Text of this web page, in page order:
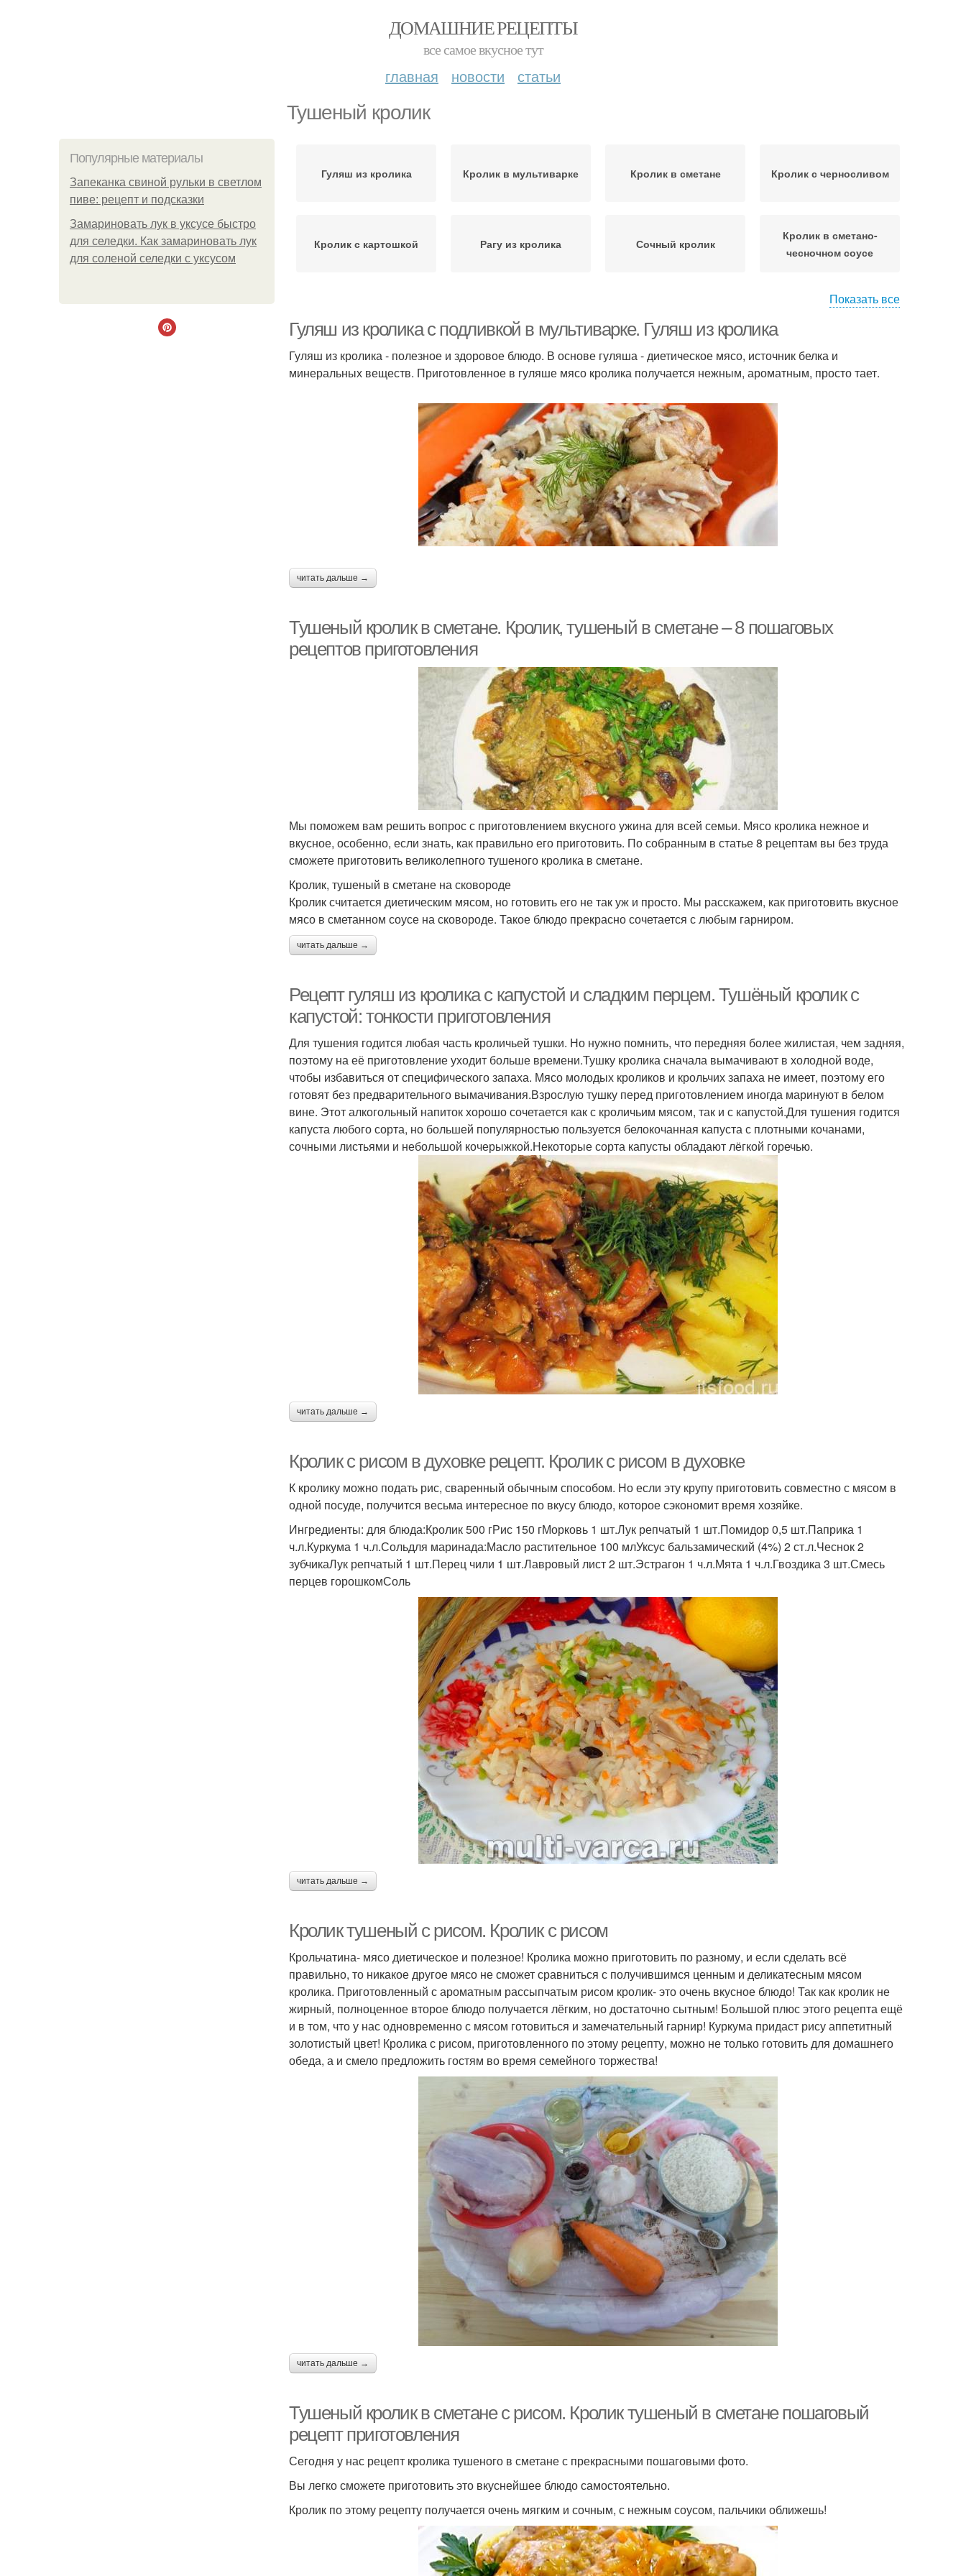
ДОМАШНИЕ РЕЦЕПТЫ
все самое вкусное тут
главная новости статьи
Тушеный кролик
Популярные материалы
Запеканка свиной рульки в светлом
пиве: рецепт и подсказки
Замариновать лук в уксусе быстро
для селедки. Как замариновать лук
для соленой селедки с уксусом
Гуляш из кролика Кролик в мультиварке Кролик в сметане Кролик с черносливом
Кролик с картошкой Рагу из кролика Сочный кролик
Кролик в сметано-
чесночном соусе
сметанном соусе
Рождественский кролик Кролик с грибами
Кролик от юлии
Ингредиенты для
тушеного кролика
Показать все
Гуляш из кролика с подливкой в мультиварке. Гуляш из кролика
Гуляш из кролика - полезное и здоровое блюдо. В основе гуляша - диетическое мясо, источник белка и
минеральных веществ. Приготовленное в гуляше мясо кролика получается нежным, ароматным, просто тает.
читать дальше →
Тушеный кролик в сметане. Кролик, тушеный в сметане – 8 пошаговых
рецептов приготовления
Мы поможем вам решить вопрос с приготовлением вкусного ужина для всей семьи. Мясо кролика нежное и
вкусное, особенно, если знать, как правильно его приготовить. По собранным в статье 8 рецептам вы без труда
сможете приготовить великолепного тушеного кролика в сметане.
Кролик, тушеный в сметане на сковороде
Кролик считается диетическим мясом, но готовить его не так уж и просто. Мы расскажем, как приготовить вкусное
мясо в сметанном соусе на сковороде. Такое блюдо прекрасно сочетается с любым гарниром.
читать дальше →
Рецепт гуляш из кролика с капустой и сладким перцем. Тушёный кролик с
капустой: тонкости приготовления
Для тушения годится любая часть кроличьей тушки. Но нужно помнить, что передняя более жилистая, чем задняя,
поэтому на её приготовление уходит больше времени.Тушку кролика сначала вымачивают в холодной воде,
чтобы избавиться от специфического запаха. Мясо молодых кроликов и крольчих запаха не имеет, поэтому его
готовят без предварительного вымачивания.Взрослую тушку перед приготовлением иногда маринуют в белом
вине. Этот алкогольный напиток хорошо сочетается как с кроличьим мясом, так и с капустой.Для тушения годится
капуста любого сорта, но большей популярностью пользуется белокочанная капуста с плотными кочанами,
сочными листьями и небольшой кочерыжкой.Некоторые сорта капусты обладают лёгкой горечью.
читать дальше →
Кролик с рисом в духовке рецепт. Кролик с рисом в духовке
К кролику можно подать рис, сваренный обычным способом. Но если эту крупу приготовить совместно с мясом в
одной посуде, получится весьма интересное по вкусу блюдо, которое сэкономит время хозяйке.
Ингредиенты: для блюда:Кролик 500 гРис 150 гМорковь 1 шт.Лук репчатый 1 шт.Помидор 0,5 шт.Паприка 1
ч.л.Куркума 1 ч.л.Сольдля маринада:Масло растительное 100 млУксус бальзамический (4%) 2 ст.л.Чеснок 2
зубчикаЛук репчатый 1 шт.Перец чили 1 шт.Лавровый лист 2 шт.Эстрагон 1 ч.л.Мята 1 ч.л.Гвоздика 3 шт.Смесь
перцев горошкомСоль
читать дальше →
Кролик тушеный с рисом. Кролик с рисом
Крольчатина- мясо диетическое и полезное! Кролика можно приготовить по разному, и если сделать всё
правильно, то никакое другое мясо не сможет сравниться с получившимся ценным и деликатесным мясом
кролика. Приготовленный с ароматным рассыпчатым рисом кролик- это очень вкусное блюдо! Так как кролик не
жирный, полноценное второе блюдо получается лёгким, но достаточно сытным! Большой плюс этого рецепта ещё
и в том, что у нас одновременно с мясом готовиться и замечательный гарнир! Куркума придаст рису аппетитный
золотистый цвет! Кролика с рисом, приготовленного по этому рецепту, можно не только готовить для домашнего
обеда, а и смело предложить гостям во время семейного торжества!
читать дальше →
Тушеный кролик в сметане с рисом. Кролик тушеный в сметане пошаговый
рецепт приготовления
Сегодня у нас рецепт кролика тушеного в сметане с прекрасными пошаговыми фото.
Вы легко сможете приготовить это вкуснейшее блюдо самостоятельно.
Кролик по этому рецепту получается очень мягким и сочным, с нежным соусом, пальчики оближешь!